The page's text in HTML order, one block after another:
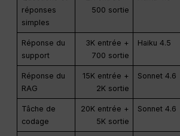
réponses
simples
500 sortie
Réponse du
support
3K entrée +
700 sortie
Haiku 4.5
Réponse du
RAG
15K entrée +
2K sortie
Sonnet 4.6
Tâche de
codage
20K entrée +
5K sortie
Sonnet 4.6